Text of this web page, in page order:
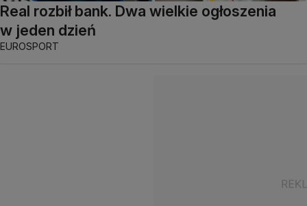
Real rozbił bank. Dwa wielkie ogłoszenia
w jeden dzień
EUROSPORT